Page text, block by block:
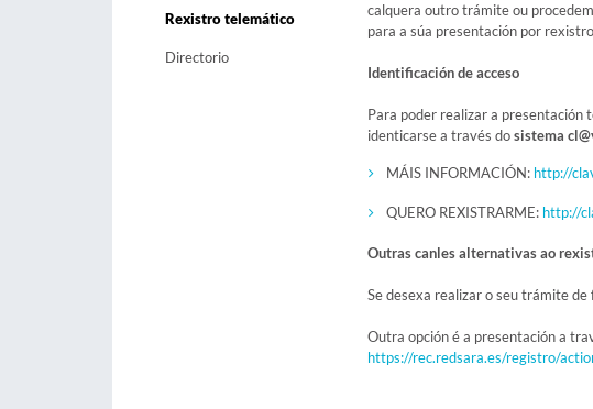
Rexistro telemático
Directorio
calquera outro trámite ou
para a súa presentación por
Identificación de acceso
Para poder realizar a presentación
identicarse a través dosistema
MÁIS INFORMACIÓN: http://
QUERO REXISTRARME: http://
Outras canles alternativas ao
Se desexa realizar o seu trámite
Outra opción é a presentación a
https://rec.redsara.es/registro/